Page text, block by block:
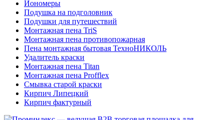
Иономеры
Подушка на подголовник
Подушки для путешествий
Монтажная пена TriS
Монтажная пена противопожарная
Пена монтажная бытовая ТехноНИКОЛЬ
Удалитель краски
Монтажная пена Titan
Монтажная пена Profflex
Смывка старой краски
Кирпич Липецкий
Кирпич фактурный